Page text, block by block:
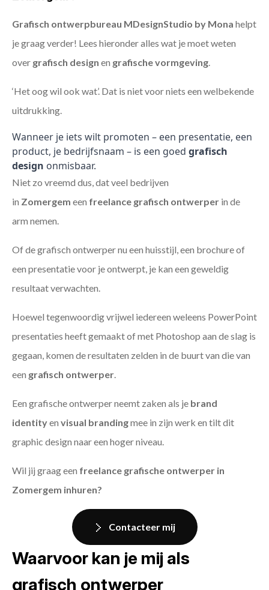
Grafisch ontwerpbureau MDesignStudio by Mona helpt
je graag verder! Lees hieronder alles wat je moet weten
over grafisch design en grafische vormgeving
‘Het oog wil ook wat’. Dat is niet voor niets een welbekende
uitdrukking.
Wanneer je iets wilt promoten – een presentatie, een
product, je bedrijfsnaam – is een goed grafisch
design onmisbaar.
Niet zo vreemd dus, dat veel bedrijven
in Zomergem een freelance grafisch ontwerper in de
arm nemen.
Of de grafisch ontwerper nu een huisstijl, een brochure of
een presentatie voor je ontwerpt, je kan een geweldig
resultaat verwachten.
Hoewel tegenwoordig vrijwel iedereen weleens PowerPoint
presentaties heeft gemaakt of met Photoshop aan de slag is
gegaan, komen de resultaten zelden in de buurt van die van
een grafisch ontwerper
Een grafische ontwerper neemt zaken als je brand
identityen visual brandingmee in zijn werk en tilt dit
graphic design naar een hoger niveau.
Wil jij graag een freelance grafische ontwerper in
Zomergem inhuren?
Contacteer mij
Waarvoor kan je mij als
grafisch ontwerper